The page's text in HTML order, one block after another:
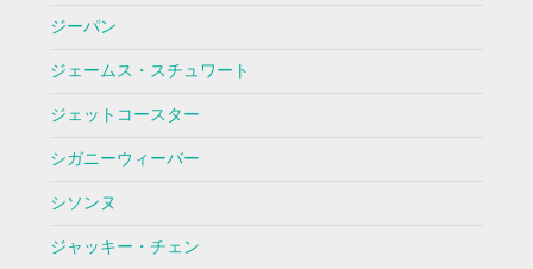
ジーパン
ジェームス・スチュワート
ジェットコースター
シガニーウィーバー
シソンヌ
ジャッキー・チェン